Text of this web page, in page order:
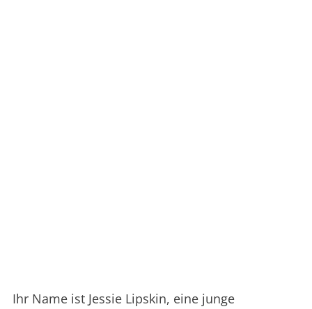
Ihr Name ist Jessie Lipskin, eine junge